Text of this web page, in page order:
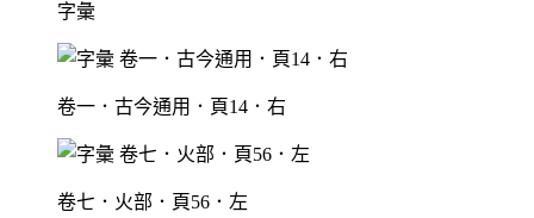
字彙
卷一．古今通用．頁14．右
卷七．火部．頁56．左